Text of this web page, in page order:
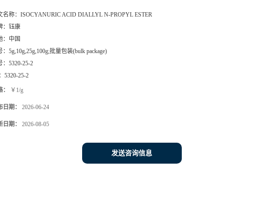
名称： ISOCYANURIC ACID DIALLYL N-PROPYL ESTER
钰康
中国
5g,10g,25g,100g;批量包装(bulk package)
5320-25-2
5320-25-2
￥1/g
日期： 2026-06-24
日期： 2026-08-05
发送咨询信息